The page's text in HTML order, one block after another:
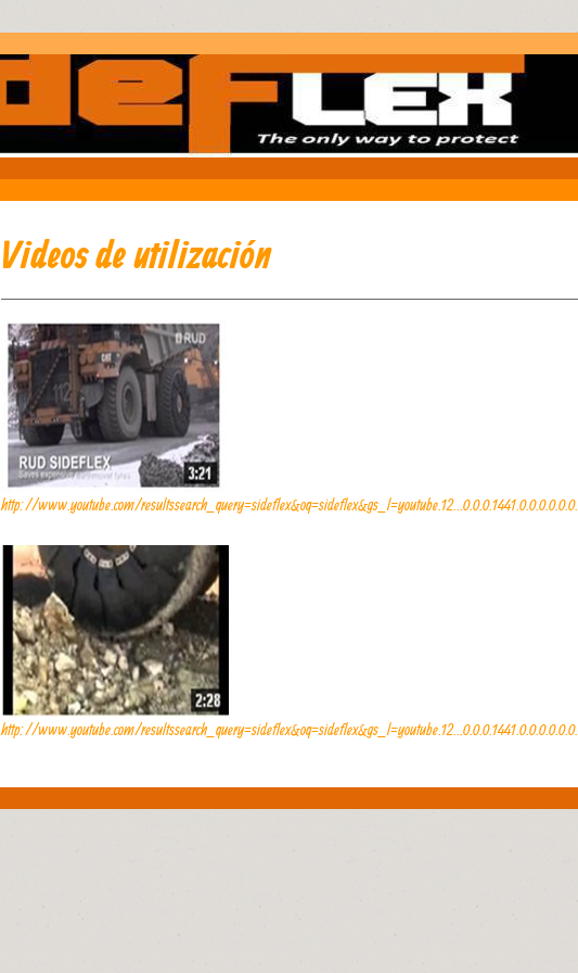
Videos de utilización
http://www.youtube.com/
http://www.youtube.com/